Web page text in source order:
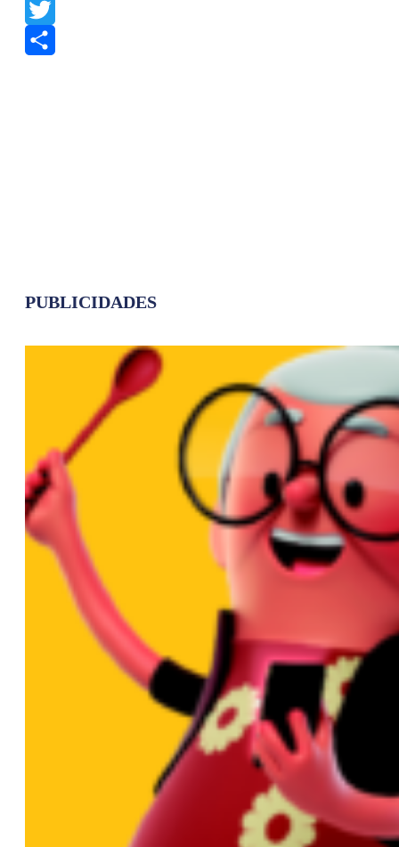
WhatsApp
Twitter
PUBLICIDADES